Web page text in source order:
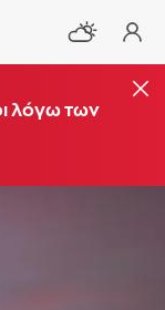
λόγω των